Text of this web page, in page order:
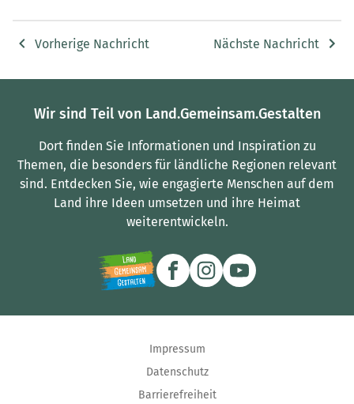
Vorherige Nachricht Nächste Nachricht
Wir sind Teil von Land.Gemeinsam.Gestalten
Dort finden Sie Informationen und Inspiration zu
Themen, die besonders für ländliche Regionen relevant
sind. Entdecken Sie, wie engagierte Menschen auf dem
Land ihre Ideen umsetzen und ihre Heimat
weiterentwickeln.
Impressum
Datenschutz
Barrierefreiheit